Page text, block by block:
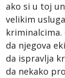
ako si u toj
velikim
kriminalcima.
da njegova
da ispravlja
da nekako